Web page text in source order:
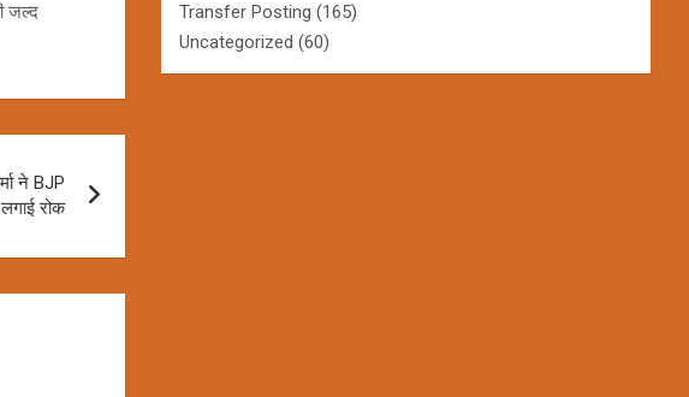
जल्द
ने BJP
रोक
Transfer Posting (165)
Uncategorized (60)